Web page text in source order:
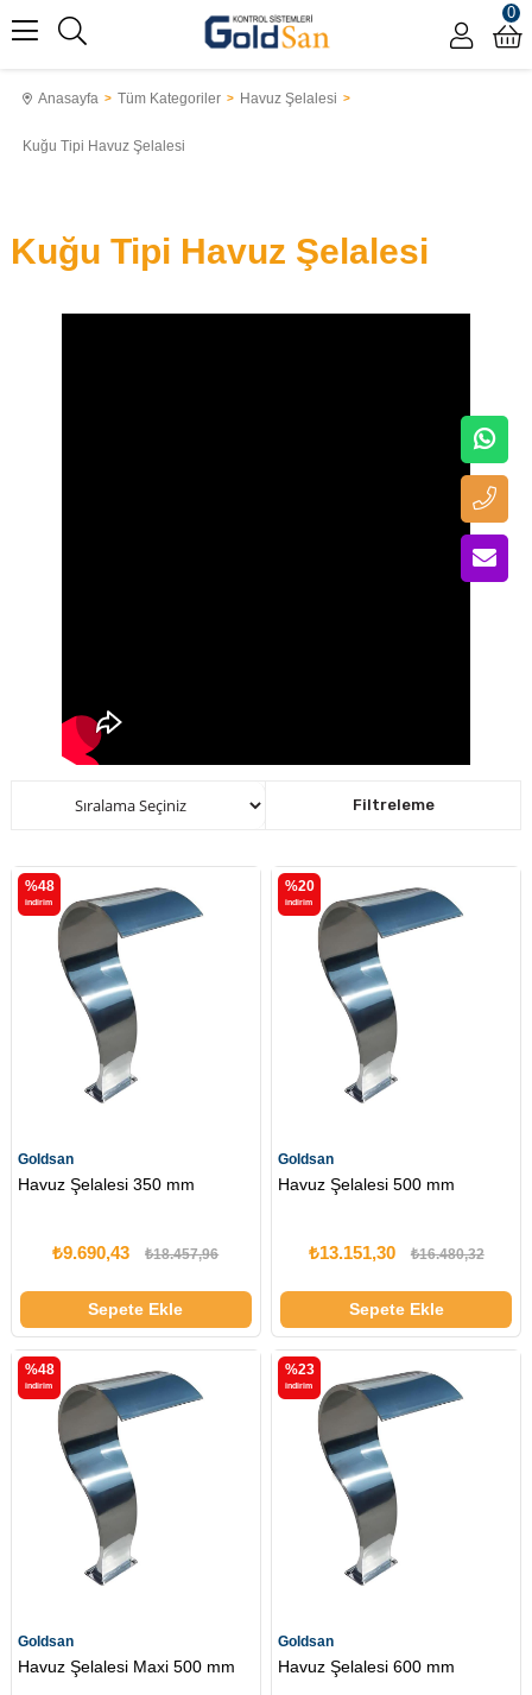
0
Anasayfa Tüm Kategoriler Havuz Şelalesi
Kuğu Tipi Havuz Şelalesi
Kuğu Tipi Havuz Şelalesi
Filtreleme
Sıralama
Goldsan
Havuz Şelalesi 350 mm
₺9.690,43 ₺18.457,96
Sepete Ekle
%48
i̇ndirim
Goldsan
Havuz Şelalesi 500 mm
₺13.151,30 ₺16.480,32
Sepete Ekle
%20
i̇ndirim
Goldsan
Havuz Şelalesi Maxi 500 mm
%48
i̇ndirim
Goldsan
Havuz Şelalesi 600 mm
%23
i̇ndirim